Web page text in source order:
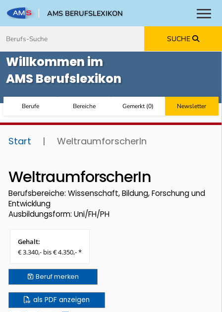
AMS BERUFSLEXIKON
SUCHE
Willkommen im
AMS Berufslexikon
Berufe Bereiche Gemerkt(0) Newsletter
Start | WeltraumforscherIn
WeltraumforscherIn
Berufsbereiche: Wissenschaft, Bildung, Forschung und
Entwicklung
Ausbildungsform: Uni/FH/PH
Gehalt:
€ 3.340,- bis € 4.350,- *
Berufmerken
als PDF anzeigen